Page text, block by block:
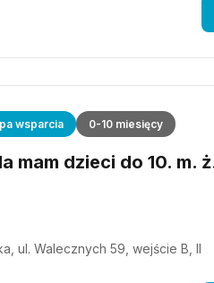
wsparcia 0-10 miesięcy
mam dzieci do 10. m.
ul. Walecznych 59, wejście B, II